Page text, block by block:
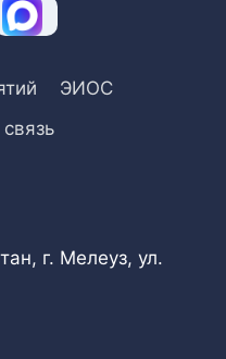
ЭИОС
г. Мелеуз, ул.